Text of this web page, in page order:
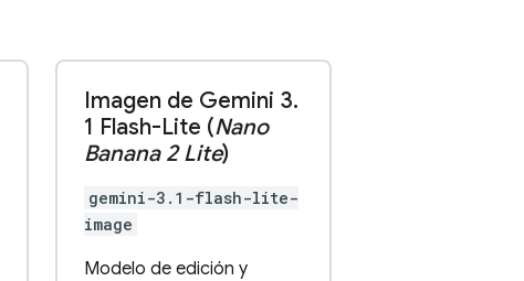
Imagen de Gemini 3.
1 Flash-Lite (Nano
Banana 2 Lite)
gemini-3.1-flash-lite-
image
Modelo de edición y